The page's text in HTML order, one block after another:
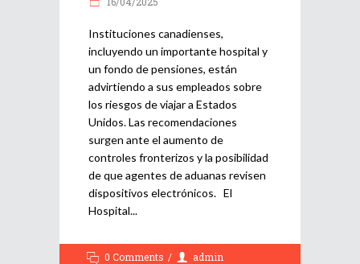
Instituciones canadienses,
incluyendo un importante hospital y
un fondo de pensiones, están
advirtiendo a sus empleados sobre
los riesgos de viajar a Estados
Unidos. Las recomendaciones
surgen ante el aumento de
controles fronterizos y la posibilidad
de que agentes de aduanas revisen
dispositivos electrónicos. El
Hospital
0 Comments
admin